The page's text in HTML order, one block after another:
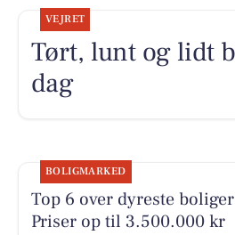
VEJRET
Tørt, lunt og lidt
dag
BOLIGMARKED
Top 6 over dyreste
Priser op til 3.500.000 kr